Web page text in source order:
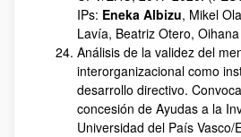
IPs: Eneka Albizu, Mikel
Lavía, Beatriz Otero,
Análisis de la validez del
interorganizacional como
desarrollo directivo.
concesión de Ayudas a la
Universidad del País Vasco/